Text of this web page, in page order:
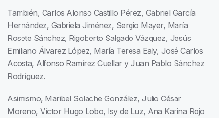
También, Carlos Alonso Castillo Pérez, Gabriel García
Hernández, Gabriela Jiménez, Sergio Mayer, María
Rosete Sánchez, Rigoberto Salgado Vázquez, Jesús
Emiliano Álvarez López, María Teresa Ealy, José Carlos
Acosta, Alfonso Ramírez Cuellar y Juan Pablo Sánchez
Rodríguez.
Asimismo, Maribel Solache González, Julio César
Moreno, Víctor Hugo Lobo, Isy de Luz, Ana Karina Rojo